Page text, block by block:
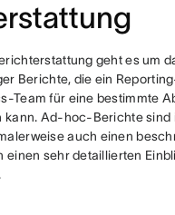
geht es um
Berichte, die ein
Team für eine bestimmte
kann. Ad-hoc-Berichte sind
auch einen
einen sehr detaillierten